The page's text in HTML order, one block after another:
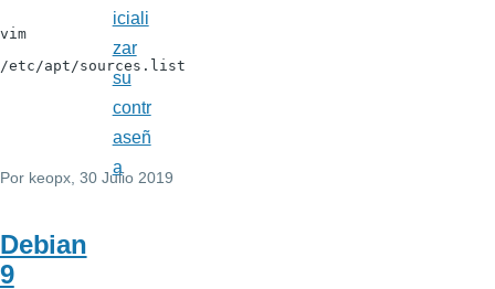
vim
/etc/apt/sources.list
Por keopx , 30 Julio 2019
Debian
9
iciali
zar
su
contr
aseñ
a